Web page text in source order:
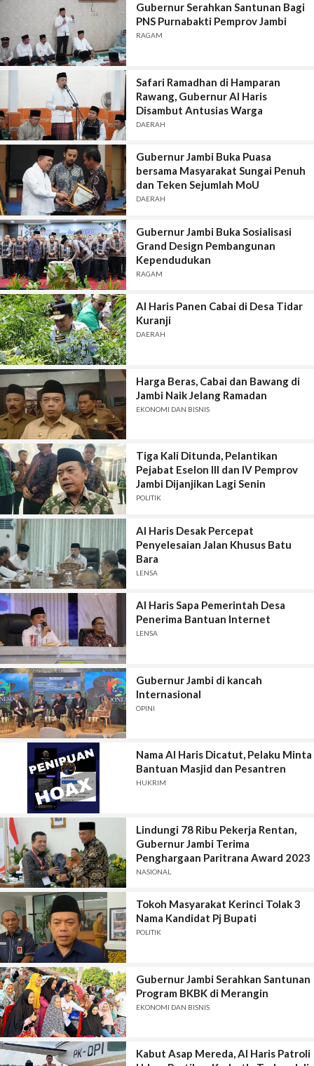
Gubernur Serahkan Santunan Bagi
PNS Purnabakti Pemprov Jambi
RAGAM
Safari Ramadhan di Hamparan
Rawang, Gubernur Al Haris
Disambut Antusias Warga
DAERAH
Gubernur Jambi Buka Puasa
bersama Masyarakat Sungai Penuh
dan Teken Sejumlah MoU
DAERAH
Gubernur Jambi Buka Sosialisasi
Grand Design Pembangunan
Kependudukan
RAGAM
Al Haris Panen Cabai di Desa Tidar
Kuranji
DAERAH
Harga Beras, Cabai dan Bawang di
Jambi Naik Jelang Ramadan
EKONOMI DAN BISNIS
Tiga Kali Ditunda, Pelantikan
Pejabat Eselon III dan IV Pemprov
Jambi Dijanjikan Lagi Senin
POLITIK
Al Haris Desak Percepat
Penyelesaian Jalan Khusus Batu
Bara
LENSA
Al Haris Sapa Pemerintah Desa
Penerima Bantuan Internet
LENSA
Gubernur Jambi di kancah
Internasional
OPINI
Nama Al Haris Dicatut, Pelaku Minta
Bantuan Masjid dan Pesantren
HUKRIM
Lindungi 78 Ribu Pekerja Rentan,
Gubernur Jambi Terima
Penghargaan Paritrana Award 2023
NASIONAL
Tokoh Masyarakat Kerinci Tolak 3
Nama Kandidat Pj Bupati
POLITIK
Gubernur Jambi Serahkan Santunan
Program BKBK di Merangin
EKONOMI DAN BISNIS
Kabut Asap Mereda, Al Haris Patroli